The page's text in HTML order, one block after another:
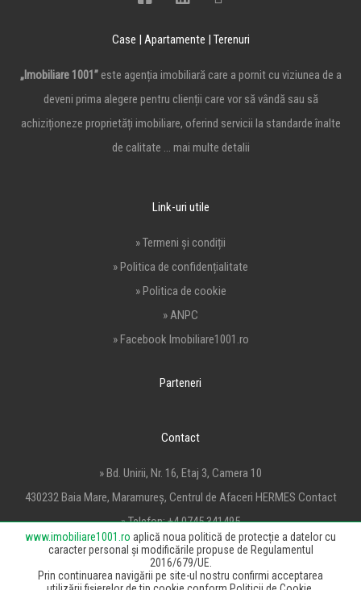
Case | Apartamente | Terenuri
„Imobiliare 1001”este agenția imobiliară care a pornit cu viziunea de a
deveni prima alegere pentru clienții care vor să vândă sau să
achiziționeze proprietăți imobiliare, oferind servicii la standarde înalte
de calitate … mai multe detalii
Link-uri utile
» Termeni și condiții
» Politica de confidențialitate
» Politica de cookie
» ANPC
» Facebook Imobiliare1001.ro
Parteneri
Contact
» Bd. Unirii, Nr. 16, Etaj 3, Camera 10
430232 Baia Mare, Maramureș, Centrul de Afaceri HERMES Contact
» Telefon:+4 0745 341495
» Email:office@imobiliare1001.ro
www.imobiliare1001.ro aplică noua politică de protecție a datelor cu
caracter personal și modificările propuse de Regulamentul
2016/679/UE.
Prin continuarea navigării pe site-ul nostru confirmi acceptarea